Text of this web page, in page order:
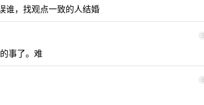
谁，找观点一致的人结婚
5
事了。难
6